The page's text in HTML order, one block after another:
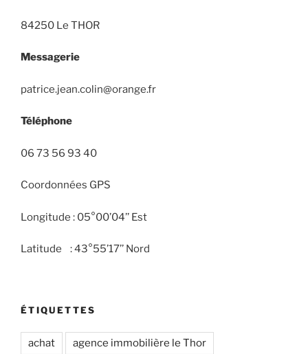
84250 Le THOR
Messagerie
patrice.jean.colin@orange.fr
Téléphone
06 73 56 93 40
Coordonnées GPS
Longitude : 05°00’04’’ Est
Latitude : 43°55’17’’ Nord
ÉTIQUETTES
achat agence immobilière le Thor